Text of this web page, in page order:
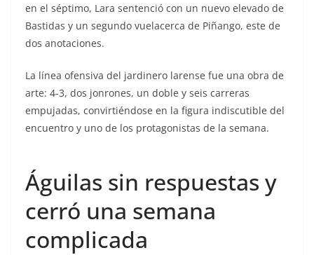
en el séptimo, Lara sentenció con un nuevo elevado de
Bastidas y un segundo vuelacerca de Piñango, este de
dos anotaciones.
La línea ofensiva del jardinero larense fue una obra de
arte: 4-3, dos jonrones, un doble y seis carreras
empujadas, convirtiéndose en la figura indiscutible del
encuentro y uno de los protagonistas de la semana.
Águilas sin respuestas y
cerró una semana
complicada